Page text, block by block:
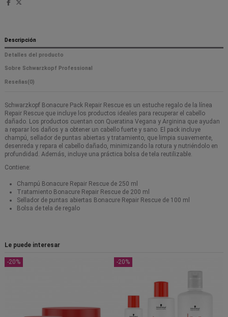
Descripción
Detalles del producto
Sobre Schwarzkopf Professional
Reseñas(0)
Schwarzkopf Bonacure Pack Repair Rescue es un estuche regalo de la línea
Repair Rescue que incluye los productos ideales para recuperar el cabello
dañado. Los productos cuentan con Queratina Vegana y Arginina que ayudan
a reparar los daños y a obtener un cabello fuerte y sano. El pack incluye
champú, sellador de puntas abiertas y tratamiento, que limpia suavemente,
desenreda y repara el cabello dañado, minimizando la rotura y nutriéndolo en
profundidad. Además, incluye una práctica bolsa de tela reutilizable.
Contiene:
Champú Bonacure Repair Rescue de 250 ml
Tratamiento Bonacure Repair Rescue de 200 ml
Sellador de puntas abiertas Bonacure Repair Rescue de 100 ml
Bolsa de tela de regalo
Le puede interesar
-20% -20%